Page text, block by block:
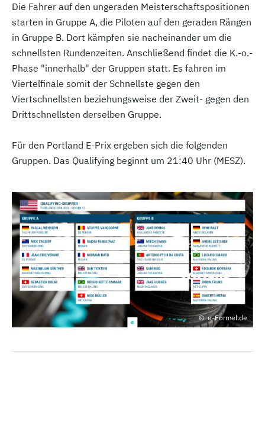
Die Fahrer auf den ungeraden Meisterschaftspositionen
starten in Gruppe A, die Piloten auf den geraden Rängen
in Gruppe B. Dort kämpfen sie nacheinander um die
schnellsten Rundenzeiten. Anschließend findet die K.-o.-
Phase "innerhalb" der Gruppen statt. Es fahren im
Viertelfinale somit der Schnellste gegen den
Viertschnellsten beziehungsweise der Zweit- gegen den
Drittschnellsten derselben Gruppe.
Für den Portland E-Prix ergeben sich die folgenden
Gruppen. Das Qualifying beginnt um 21:40 Uhr (MESZ).
e-Formel.de